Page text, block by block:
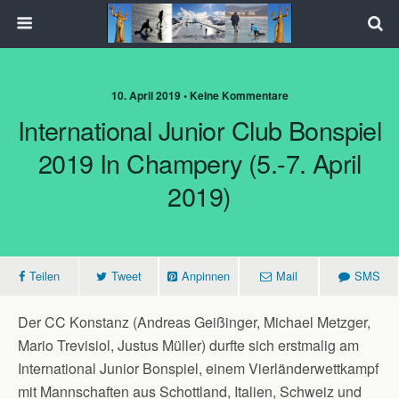
10. April 2019 • Keine Kommentare
International Junior Club Bonspiel
2019 In Champery (5.-7. April
2019)
Teilen Tweet Anpinnen Mail SMS
Der CC Konstanz (Andreas Geißinger, Michael Metzger,
Mario Trevisiol, Justus Müller) durfte sich erstmalig am
International Junior Bonspiel, einem Vierländerwettkampf
mit Mannschaften aus Schottland, Italien, Schweiz und